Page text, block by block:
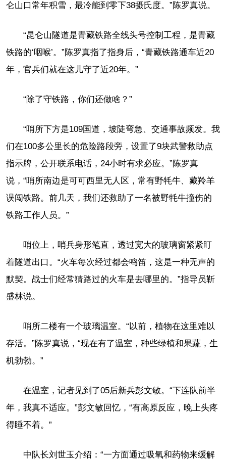
仑山口常年积雪，最冷能到零下38摄氏度。”陈罗真说。
“昆仑山隧道是青藏铁路全线头号控制工程，是青藏
铁路的‘咽喉’。”陈罗真指了指身后，“青藏铁路通车近20
年，官兵们就在这儿守了近20年。”
“除了守铁路，你们还做啥？”
“哨所下方是109国道，坡陡弯急、交通事故频发。我
们在100多公里长的危险路段旁，设置了9块武警救助点
指示牌，公开联系电话，24小时有求必应。”陈罗真
说，“哨所南边是可可西里无人区，常有野牦牛、藏羚羊
误闯铁路。前几天，我们还救助了一名被野牦牛撞伤的
铁路工作人员。”
哨位上，哨兵身形笔直，透过宽大的玻璃窗紧紧盯
着隧道出口。“火车每次经过都会鸣笛，这是一种无声的
默契。战士们经常猜路过的火车是去哪里的。”指导员靳
盛林说。
哨所二楼有一个玻璃温室。“以前，植物在这里难以
存活。”陈罗真说，“现在有了温室，种些绿植和果蔬，生
机勃勃。”
在温室，记者见到了05后新兵彭文敏。“下连队前半
年，我真不适应。”彭文敏回忆，“有高原反应，晚上头疼
得睡不着。”
中队长刘世玉介绍：“一方面通过吸氧和药物来缓解